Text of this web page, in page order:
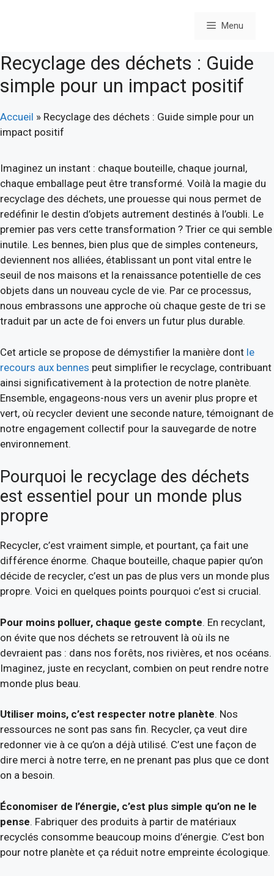
Menu
Recyclage des déchets : Guide
simple pour un impact positif
Accueil » Recyclage des déchets : Guide simple pour un
impact positif
Imaginez un instant : chaque bouteille, chaque journal,
chaque emballage peut être transformé. Voilà la magie du
recyclage des déchets, une prouesse qui nous permet de
redéfinir le destin d’objets autrement destinés à l’oubli. Le
premier pas vers cette transformation ? Trier ce qui semble
inutile. Les bennes, bien plus que de simples conteneurs,
deviennent nos alliées, établissant un pont vital entre le
seuil de nos maisons et la renaissance potentielle de ces
objets dans un nouveau cycle de vie. Par ce processus,
nous embrassons une approche où chaque geste de tri se
traduit par un acte de foi envers un futur plus durable.
Cet article se propose de démystifier la manière dont le
recours aux bennes peut simplifier le recyclage, contribuant
ainsi significativement à la protection de notre planète.
Ensemble, engageons-nous vers un avenir plus propre et
vert, où recycler devient une seconde nature, témoignant de
notre engagement collectif pour la sauvegarde de notre
environnement.
Pourquoi le recyclage des déchets
est essentiel pour un monde plus
propre
Recycler, c’est vraiment simple, et pourtant, ça fait une
différence énorme. Chaque bouteille, chaque papier qu’on
décide de recycler, c’est un pas de plus vers un monde plus
propre. Voici en quelques points pourquoi c’est si crucial.
Pour moins polluer, chaque geste compte. En recyclant,
on évite que nos déchets se retrouvent là où ils ne
devraient pas : dans nos forêts, nos rivières, et nos océans.
Imaginez, juste en recyclant, combien on peut rendre notre
monde plus beau.
Utiliser moins, c’est respecter notre planète. Nos
ressources ne sont pas sans fin. Recycler, ça veut dire
redonner vie à ce qu’on a déjà utilisé. C’est une façon de
dire merci à notre terre, en ne prenant pas plus que ce dont
on a besoin.
Économiser de l’énergie, c’est plus simple qu’on ne le
pense. Fabriquer des produits à partir de matériaux
recyclés consomme beaucoup moins d’énergie. C’est bon
pour notre planète et ça réduit notre empreinte écologique.